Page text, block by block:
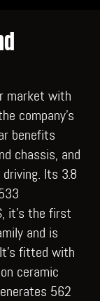
market with
company’s
benefits
chassis, and
Its 3.8
it’s the first
and is
fitted with
ceramic
562